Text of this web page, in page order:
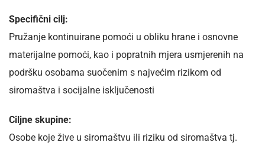
Specifični cilj:
Pružanje kontinuirane pomoći u obliku hrane i osnovne
materijalne pomoći, kao i popratnih mjera usmjerenih na
podršku osobama suočenim s najvećim rizikom od
siromaštva i socijalne isključenosti
Ciljne skupine:
Osobe koje žive u siromaštvu ili riziku od siromaštva tj.